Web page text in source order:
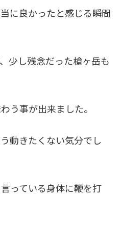
に良かったと感じる瞬間
少し残念だった槍ヶ岳も
う事が出来ました。
動きたくない気分でし
っている身体に鞭を打